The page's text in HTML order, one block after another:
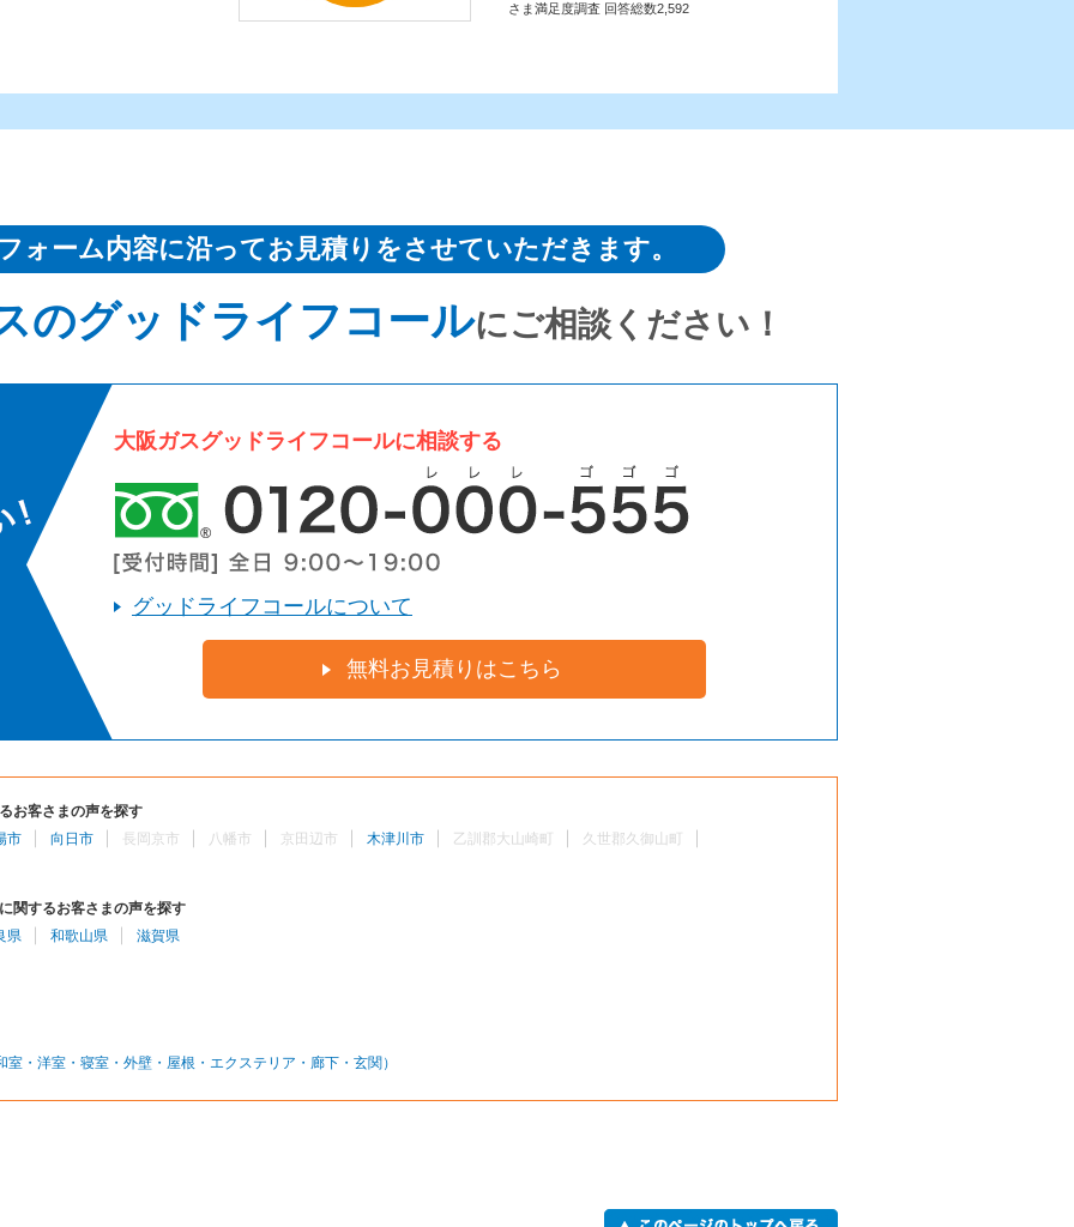
さま満足度調査 回答総数2,592
ォーム内容に沿ってお見積りをさせていただきます。
のグッドライフコールにご相談ください！
大阪ガスグッドライフコールに相談する
グッドライフコールについて
無料お見積りはこちら
お客さまの声を探す
市
向日市 長岡京市 八幡市 京田辺市 木津川市 乙訓郡大山崎町 久世郡久御山町
関するお客さまの声を探す
県
和歌山県 滋賀県
・洋室・寝室・外壁・屋根・エクステリア・廊下・玄関）